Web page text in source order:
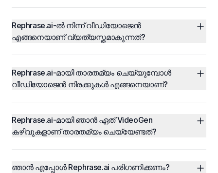
Rephrase.ai-ൽ നിന്ന് വീഡിയോജെൻ
എങ്ങനെയാണ് വ്യത്യസ്തമാകുന്നത്?
Rephrase.ai-മായി താരതമ്യം ചെയ്യുമ്പോൾ
വീഡിയോജെൻ നിരക്കുകൾ എങ്ങനെയാണ്?
Rephrase.ai-മായി ഞാൻ ഏത് VideoGen
കഴിവുകളാണ് താരതമ്യം ചെയ്യേണ്ടത്?
ഞാൻ എപ്പോൾ Rephrase.ai പരിഗണിക്കണം?